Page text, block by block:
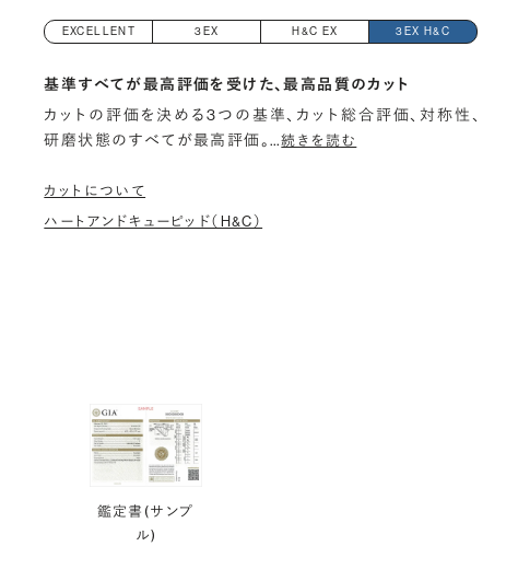
EXCELLENT 3EX H&C EX 3EX H&C
基準すべてが最高評価を受けた、最高品質のカット
カットの評価を決める3つの基準、カット総合評価、対称性、
研磨状態のすべてが最高評価。…続きを読む
カットについて
ハートアンドキューピッド（H&C）
鑑定書(サンプ
ル)